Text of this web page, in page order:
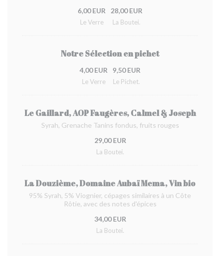
6,00 EUR
Le Verre
28,00 EUR
La Boutei.
Notre Sélection en pichet
4,00 EUR
Le Verre
9,50 EUR
Le Pichet.
Le Gaillard, AOP Faugères, Calmel & Joseph
Syrah, Grenache Tanins fondus, fruits rouges
29,00 EUR
La Boutei.
La Douzième, Domaine Aubaï Mema, Vin bio
95% Syrah, 5% Viognier, cépages similaires à un Côte
Rôtie, avec des notes d'épices
34,00 EUR
La Boutei.